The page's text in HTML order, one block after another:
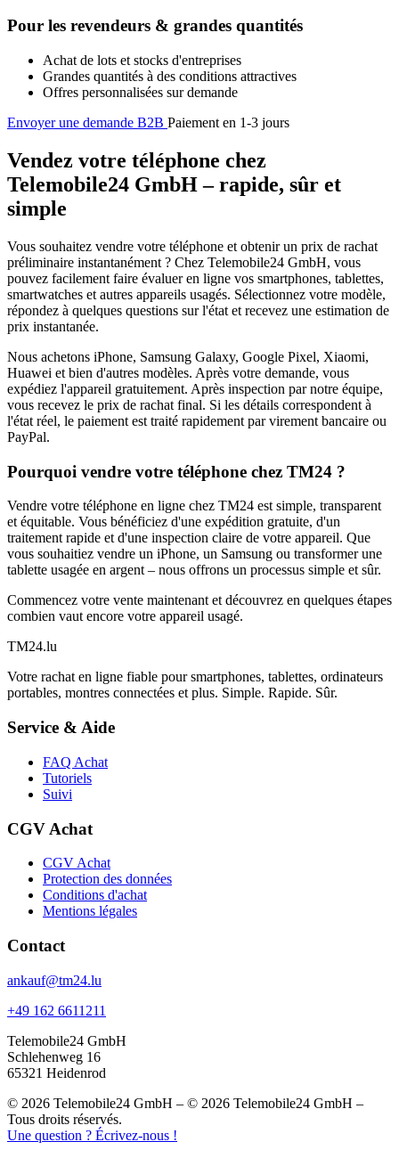
Pour les revendeurs & grandes quantités
Achat de lots et stocks d'entreprises
Grandes quantités à des conditions attractives
Offres personnalisées sur demande
Envoyer une demande B2B Paiement en 1-3 jours
Vendez votre téléphone chez
Telemobile24 GmbH – rapide, sûr et
simple
Vous souhaitez vendre votre téléphone et obtenir un prix de rachat
préliminaire instantanément ? Chez Telemobile24 GmbH, vous
pouvez facilement faire évaluer en ligne vos smartphones, tablettes,
smartwatches et autres appareils usagés. Sélectionnez votre modèle,
répondez à quelques questions sur l'état et recevez une estimation de
prix instantanée.
Nous achetons iPhone, Samsung Galaxy, Google Pixel, Xiaomi,
Huawei et bien d'autres modèles. Après votre demande, vous
expédiez l'appareil gratuitement. Après inspection par notre équipe,
vous recevez le prix de rachat final. Si les détails correspondent à
l'état réel, le paiement est traité rapidement par virement bancaire ou
PayPal.
Pourquoi vendre votre téléphone chez TM24 ?
Vendre votre téléphone en ligne chez TM24 est simple, transparent
et équitable. Vous bénéficiez d'une expédition gratuite, d'un
traitement rapide et d'une inspection claire de votre appareil. Que
vous souhaitiez vendre un iPhone, un Samsung ou transformer une
tablette usagée en argent – nous offrons un processus simple et sûr.
Commencez votre vente maintenant et découvrez en quelques étapes
combien vaut encore votre appareil usagé.
TM24.lu
Votre rachat en ligne fiable pour smartphones, tablettes, ordinateurs
portables, montres connectées et plus. Simple. Rapide. Sûr.
Service & Aide
FAQ Achat
Tutoriels
Suivi
CGV Achat
CGV Achat
Protection des données
Conditions d'achat
Mentions légales
Contact
ankauf@tm24.lu
+49 162 6611211
Telemobile24 GmbH
Schlehenweg 16
65321 Heidenrod
© 2026 Telemobile24 GmbH – © 2026 Telemobile24 GmbH –
Tous droits réservés.
Une question ? Écrivez-nous !